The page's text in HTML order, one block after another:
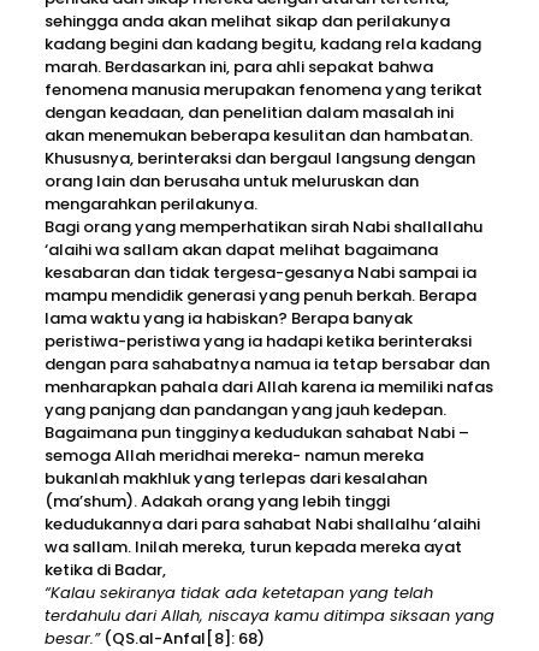
sehingga anda akan melihat sikap dan perilakunya
kadang begini dan kadang begitu, kadang rela kadang
marah. Berdasarkan ini, para ahli sepakat bahwa
fenomena manusia merupakan fenomena yang terikat
dengan keadaan, dan penelitian dalam masalah ini
akan menemukan beberapa kesulitan dan hambatan.
Khususnya, berinteraksi dan bergaul langsung dengan
orang lain dan berusaha untuk meluruskan dan
mengarahkan perilakunya.
Bagi orang yang memperhatikan sirah Nabi shallallahu
‘alaihi wa sallam akan dapat melihat bagaimana
kesabaran dan tidak tergesa-gesanya Nabi sampai ia
mampu mendidik generasi yang penuh berkah. Berapa
lama waktu yang ia habiskan? Berapa banyak
peristiwa-peristiwa yang ia hadapi ketika berinteraksi
dengan para sahabatnya namua ia tetap bersabar dan
menharapkan pahala dari Allah karena ia memiliki nafas
yang panjang dan pandangan yang jauh kedepan.
Bagaimana pun tingginya kedudukan sahabat Nabi –
semoga Allah meridhai mereka- namun mereka
bukanlah makhluk yang terlepas dari kesalahan
(ma’shum). Adakah orang yang lebih tinggi
kedudukannya dari para sahabat Nabi shallalhu ‘alaihi
wa sallam. Inilah mereka, turun kepada mereka ayat
ketika di Badar,
“Kalau sekiranya tidak ada ketetapan yang telah
terdahulu dari Allah, niscaya kamu ditimpa siksaan yang
besar.”(QS.al-Anfal[8]: 68)